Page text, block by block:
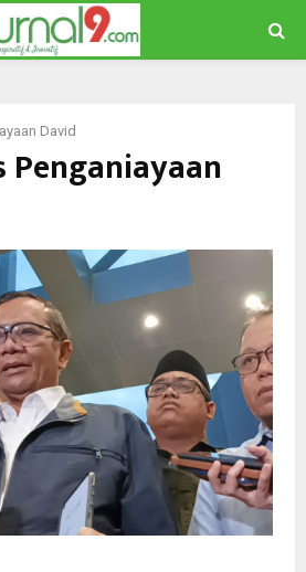
David
Penganiayaan